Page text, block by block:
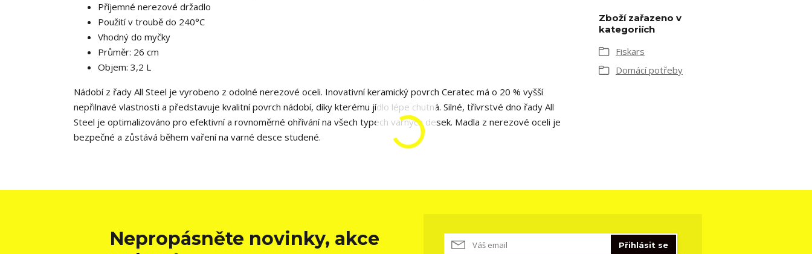
Příjemné nerezové držadlo
Použití v troubě do 240°C
Vhodný do myčky
Průměr: 26 cm
Objem: 3,2 L
Nádobí z řady All Steel je vyrobeno z odolné nerezové oceli. Inovativní keramický povrch Ceratec má o 20 % vyšší
nepřilnavé vlastnosti a představuje kvalitní povrch nádobí, díky kterému jídlo lépe chutná. Silné, třívrstvé dno řady All
Steel je optimalizováno pro efektivní a rovnoměrné ohřívání na všech typech varných desek. Madla z nerezové oceli je
bezpečné a zůstává během vaření na varné desce studené.
Zboží zařazeno v
kategoriích
Fiskars
Domácí potřeby
Nepropásněte novinky, akce
Přihlásit se